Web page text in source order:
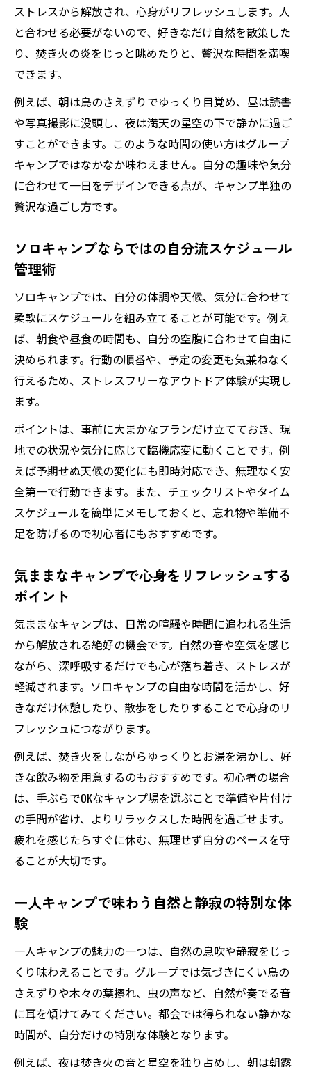
ソロキャンプで安心して過ごすための工夫
とは
一人キャンプで意識したい危険回避と備え
ント
初心者でも安心な単独キャンプの始め方
初心者がソロキャンプを始めるときの準備
とは
キャンプ単独で役立つスターターセットの
選び方
ント
方
ソロキャンプ初心者におすすめの道具一式
紹介
自分流に楽しむソロキャンプ道具の選び方
初心者向けキャンプセットの選び方と活用
法
一人用コンロが快適なキャンプ時間を生む
理由
キャンプ単独で便利な道具とその工夫ポイ
スターターセットで始める自分流ソロキャ
ンプ
焚き火や料理で極めるキャンプ時間術
ソロキャンプで楽しむ焚き火の基本と安全
管理
キャンプ単独のアウトドア料理を充実させ
る工夫
一人で過ごす焚き火時間の贅沢な楽しみ方
初心者でも挑戦できるソロキャンプ料理レ
シピ
コンロや焚き火台選びが広げるキャンプ体
験
静寂な自然で心を整える単独キャンプ体験
キャンプ単独で感じる自然と静けさの癒し
ソロキャンプが心のリセットに最適な理由
プ術
一人きりのキャンプで心身を整える過ごし
方
非日常な自然体験がもたらすリフレッシュ
効果
ストレスから解放され、心身がリフレッシュします。人
と合わせる必要がないので、好きなだけ自然を散策した
り、焚き火の炎をじっと眺めたりと、贅沢な時間を満喫
できます。
例えば、朝は鳥のさえずりでゆっくり目覚め、昼は読書
や写真撮影に没頭し、夜は満天の星空の下で静かに過ご
すことができます。このような時間の使い方はグループ
キャンプではなかなか味わえません。自分の趣味や気分
に合わせて一日をデザインできる点が、キャンプ単独の
贅沢な過ごし方です。
ソロキャンプならではの自分流スケジュール
管理術
ソロキャンプでは、自分の体調や天候、気分に合わせて
柔軟にスケジュールを組み立てることが可能です。例え
ば、朝食や昼食の時間も、自分の空腹に合わせて自由に
決められます。行動の順番や、予定の変更も気兼ねなく
行えるため、ストレスフリーなアウトドア体験が実現し
ます。
ポイントは、事前に大まかなプランだけ立てておき、現
地での状況や気分に応じて臨機応変に動くことです。例
えば予期せぬ天候の変化にも即時対応でき、無理なく安
全第一で行動できます。また、チェックリストやタイム
スケジュールを簡単にメモしておくと、忘れ物や準備不
足を防げるので初心者にもおすすめです。
気ままなキャンプで心身をリフレッシュする
ポイント
気ままなキャンプは、日常の喧騒や時間に追われる生活
から解放される絶好の機会です。自然の音や空気を感じ
ながら、深呼吸するだけでも心が落ち着き、ストレスが
軽減されます。ソロキャンプの自由な時間を活かし、好
きなだけ休憩したり、散歩をしたりすることで心身のリ
フレッシュにつながります。
例えば、焚き火をしながらゆっくりとお湯を沸かし、好
きな飲み物を用意するのもおすすめです。初心者の場合
は、手ぶらでOKなキャンプ場を選ぶことで準備や片付け
の手間が省け、よりリラックスした時間を過ごせます。
疲れを感じたらすぐに休む、無理せず自分のペースを守
ることが大切です。
一人キャンプで味わう自然と静寂の特別な体
験
一人キャンプの魅力の一つは、自然の息吹や静寂をじっ
くり味わえることです。グループでは気づきにくい鳥の
さえずりや木々の葉擦れ、虫の声など、自然が奏でる音
に耳を傾けてみてください。都会では得られない静かな
時間が、自分だけの特別な体験となります。
例えば、夜は焚き火の音と星空を独り占めし、朝は朝露